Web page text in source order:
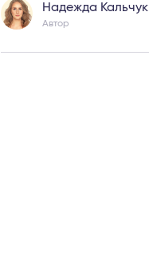
Надежда Кальчук
Автор